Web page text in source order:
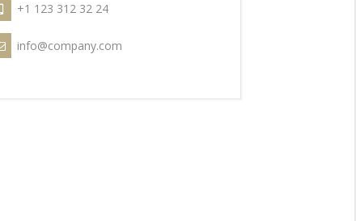
+1 123 312 32 24
info@company.com